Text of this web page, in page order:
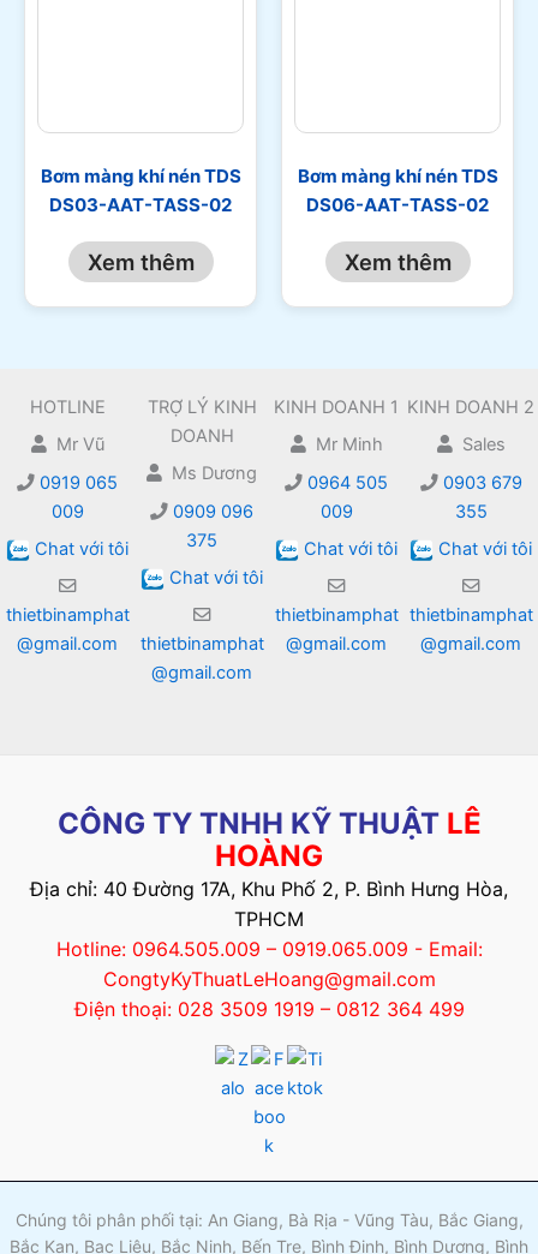
Bơm màng khí nén TDS
DS03-AAT-TASS-02
Xem thêm
Bơm màng khí nén TDS
DS06-AAT-TASS-02
Xem thêm
HOTLINE
Mr Vũ
0919 065
009
Chat với tôi
thietbinamphat
@gmail.com
TRỢ LÝ KINH
DOANH
Ms Dương
0909 096
375
Chat với tôi
thietbinamphat
@gmail.com
KINH DOANH 1
Mr Minh
0964 505
009
Chat với tôi
thietbinamphat
@gmail.com
KINH DOANH 2
Sales
0903 679
355
Chat với tôi
thietbinamphat
@gmail.com
CÔNG TY TNHH KỸ THUẬT LÊ
HOÀNG
Địa chỉ: 40 Đường 17A, Khu Phố 2, P. Bình Hưng Hòa,
TPHCM
Hotline: 0964.505.009 – 0919.065.009 - Email:
CongtyKyThuatLeHoang@gmail.com
Điện thoại: 028 3509 1919 – 0812 364 499
Chúng tôi phân phối tại: An Giang, Bà Rịa - Vũng Tàu, Bắc Giang,
Bắc Kạn, Bạc Liêu, Bắc Ninh, Bến Tre, Bình Định, Bình Dương, Bình